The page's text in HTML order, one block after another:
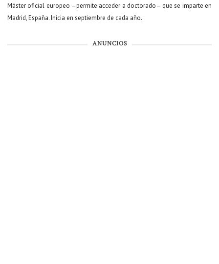
Máster oficial europeo —permite acceder a doctorado— que se imparte en
Madrid, España. Inicia en septiembre de cada año.
ANUNCIOS